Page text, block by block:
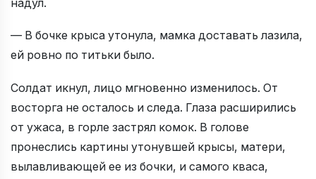
надул.
— В бочке крыса утонула, мамка доставать лазила,
ей ровно по титьки было.
Солдат икнул, лицо мгновенно изменилось. От
восторга не осталось и следа. Глаза расширились
от ужаса, в горле застрял комок. В голове
пронеслись картины утонувшей крысы, матери,
вылавливающей ее из бочки, и самого кваса,